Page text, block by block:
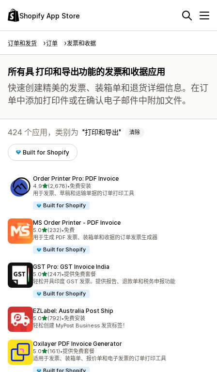
Shopify App Store
订单和发货 订单 发票和收据
所有具 打印和导出功能的发票和收据应用
快速创建精美的发票、装箱单和退货详细信息。在订
单中添加打印件或在确认电子邮件中附加文件。
424 个应用，类别为 打印和导出 清除
Built for Shopify
Order Printer Pro: PDF Invoice
4.9星（满分 5 星）
(2,678)
总共 2678 条评论
•免费安装
用于发票、草稿和运输单据的订单打印工具
Built for Shopify
MS Order Printer ‑ PDF Invoice
5.0星（满分 5 星）
(232)
总共 232 条评论
•免费
用于生成 PDF 发票、装箱单和收据的订单发票生成器
Built for Shopify
GST Pro: GST Invoice India
5.0星（满分 5 星）
(247)
总共 247 条评论
•提供免费套餐
轻松开具印度 GST 发票。提供报告、退款单和税务申报功能
Built for Shopify
EZLabel: Australia Post Ship
5.0星（满分 5 星）
(792)
总共 792 条评论
•免费安装
轻松创建 MyPost Business 发货标签！
Oxilayer PDF Invoice Generator
5.0星（满分 5 星）
(161)
总共 161 条评论
•提供免费套餐
适用于发票、装箱单、报价单和电子发票的订单打印工具